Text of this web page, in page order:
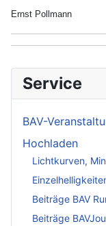
Ernst Pollmann
Service
BAV-
Hochladen
Lichtkurven,
Beiträge BAV
Beiträge